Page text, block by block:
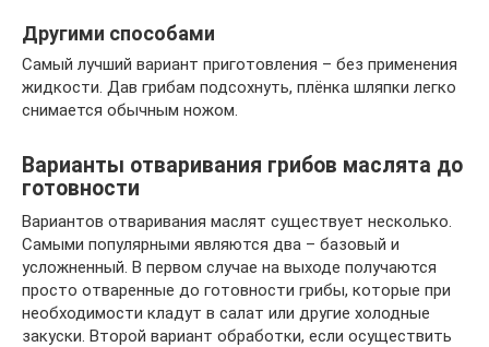
Другими способами
Самый лучший вариант приготовления – без применения
жидкости. Дав грибам подсохнуть, плёнка шляпки легко
снимается обычным ножом.
Варианты отваривания грибов маслята до
готовности
Вариантов отваривания маслят существует несколько.
Самыми популярными являются два – базовый и
усложненный. В первом случае на выходе получаются
просто отваренные до готовности грибы, которые при
необходимости кладут в салат или другие холодные
закуски. Второй вариант обработки, если осуществить